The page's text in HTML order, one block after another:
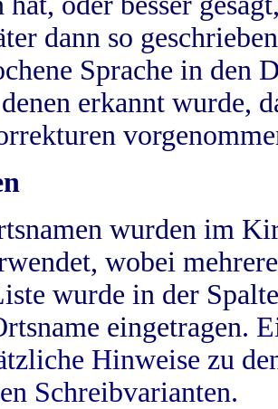
dann so
Sprache in
erkannt wurde,
wurden im
wobei
wurde in der
eingetragen.
Hinweise zu
Schreibvarianten.